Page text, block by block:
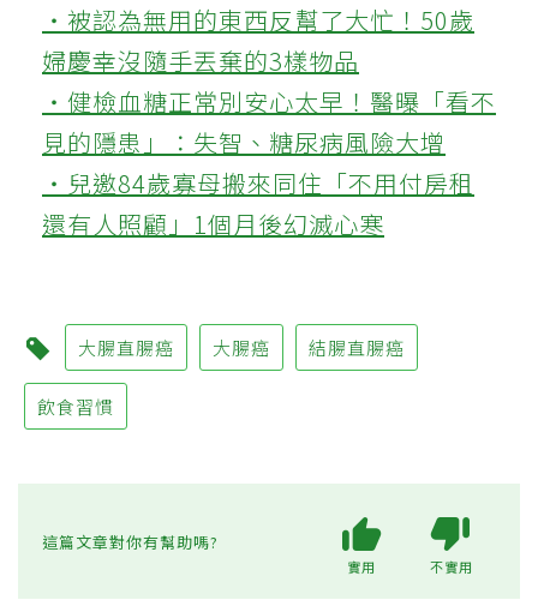
‧被認為無用的東西反幫了大忙！50歲
婦慶幸沒隨手丟棄的3樣物品
‧健檢血糖正常別安心太早！醫曝「看不
見的隱患」：失智、糖尿病風險大增
‧兒邀84歲寡母搬來同住「不用付房租
還有人照顧」1個月後幻滅心寒
大腸直腸癌 大腸癌 結腸直腸癌
飲食習慣
這篇文章對你有幫助嗎?
實用 不實用